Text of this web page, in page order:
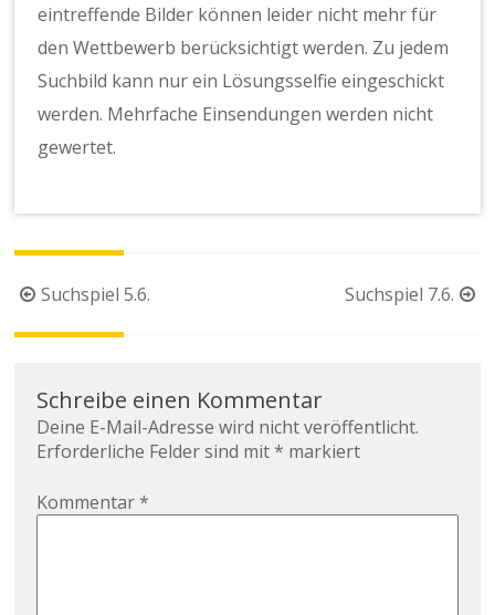
eintreffende Bilder können leider nicht mehr für
den Wettbewerb berücksichtigt werden. Zu jedem
Suchbild kann nur ein Lösungsselfie eingeschickt
werden. Mehrfache Einsendungen werden nicht
gewertet.
Beitragsnavigation
Suchspiel 5.6. Suchspiel 7.6.
Schreibe einen Kommentar
Deine E-Mail-Adresse wird nicht veröffentlicht.
Erforderliche Felder sind mit* markiert
Kommentar*